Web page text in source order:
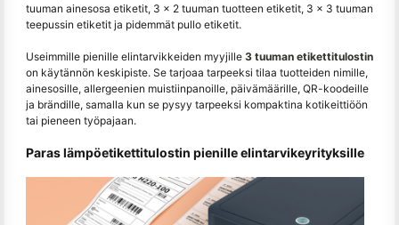
tuuman ainesosa etiketit, 3 x 2 tuuman tuotteen etiketit, 3 x 3 tuuman
teepussin etiketit ja pidemmät pullo etiketit.
Useimmille pienille elintarvikkeiden myyjille 3 tuuman etikettitulostin
on käytännön keskipiste. Se tarjoaa tarpeeksi tilaa tuotteiden nimille,
ainesosille, allergeenien muistiinpanoille, päivämäärille, QR-koodeille
ja brändille, samalla kun se pysyy tarpeeksi kompaktina kotikeittiöön
tai pieneen työpajaan.
Paras lämpöetikettitulostin pienille elintarvikeyrityksille